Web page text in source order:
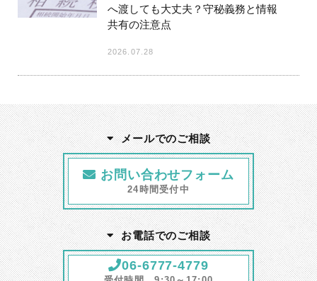
へ渡しても大丈夫？守秘義務と情報
共有の注意点
2026.07.28
メールでのご相談
お問い合わせフォーム
24時間受付中
お電話でのご相談
06-6777-4779